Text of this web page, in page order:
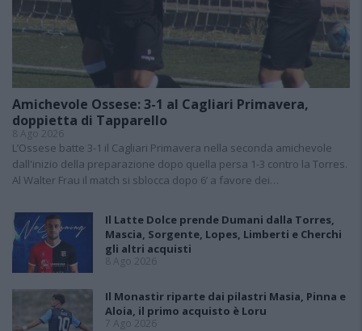
Amichevole Ossese: 3-1 al Cagliari Primavera,
doppietta di Tapparello
8 Ago 2026
L’Ossese batte 3-1 il Cagliari Primavera nella seconda amichevole
dall'inizio della preparazione dopo quella persa 1-3 contro la Torres.
Al Walter Frau il match si sblocca dopo 6’ a favore dei…
Il Latte Dolce prende Dumani dalla Torres,
Mascia, Sorgente, Lopes, Limberti e Cherchi
gli altri acquisti
8 Ago 2026
Il Monastir riparte dai pilastri Masia, Pinna e
Aloia, il primo acquisto è Loru
7 Ago 2026